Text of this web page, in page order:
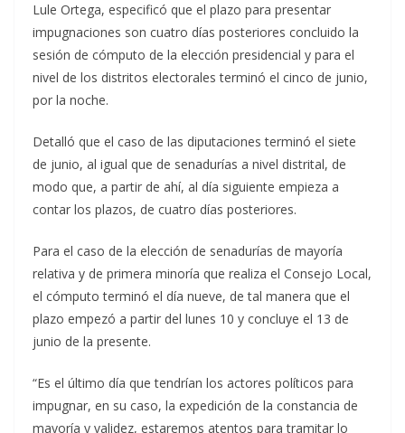
Lule Ortega, especificó que el plazo para presentar
impugnaciones son cuatro días posteriores concluido la
sesión de cómputo de la elección presidencial y para el
nivel de los distritos electorales terminó el cinco de junio,
por la noche.
Detalló que el caso de las diputaciones terminó el siete
de junio, al igual que de senadurías a nivel distrital, de
modo que, a partir de ahí, al día siguiente empieza a
contar los plazos, de cuatro días posteriores.
Para el caso de la elección de senadurías de mayoría
relativa y de primera minoría que realiza el Consejo Local,
el cómputo terminó el día nueve, de tal manera que el
plazo empezó a partir del lunes 10 y concluye el 13 de
junio de la presente.
“Es el último día que tendrían los actores políticos para
impugnar, en su caso, la expedición de la constancia de
mayoría y validez, estaremos atentos para tramitar lo